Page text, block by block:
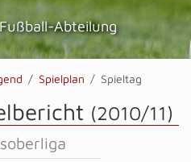
Abteilung
Spielplan Spieltag
(2010/11)